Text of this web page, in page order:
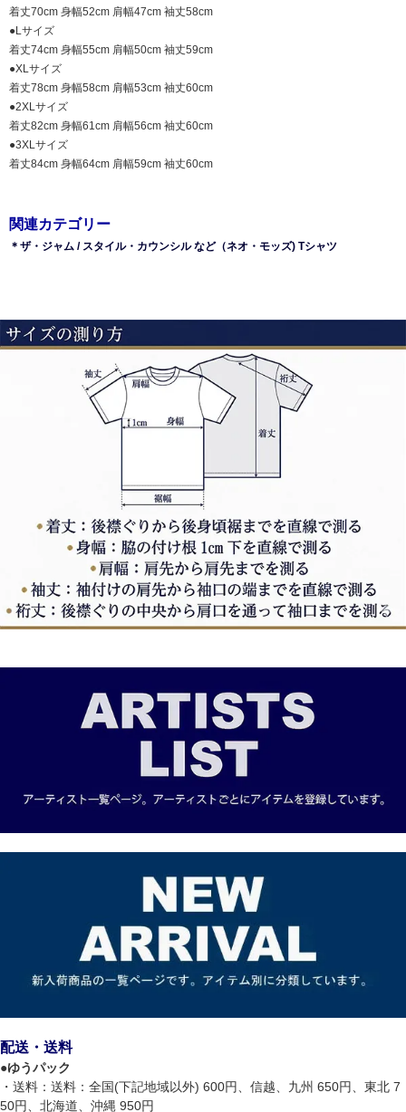
着丈70cm 身幅52cm 肩幅47cm 袖丈58cm
●Lサイズ
着丈74cm 身幅55cm 肩幅50cm 袖丈59cm
●XLサイズ
着丈78cm 身幅58cm 肩幅53cm 袖丈60cm
●2XLサイズ
着丈82cm 身幅61cm 肩幅56cm 袖丈60cm
●3XLサイズ
着丈84cm 身幅64cm 肩幅59cm 袖丈60cm
関連カテゴリー
＊ザ・ジャム / スタイル・カウンシル など（ネオ・モッズ) Tシャツ
配送・送料
●ゆうパック
・送料：送料：全国(下記地域以外) 600円、信越、九州 650円、東北 7
50円、北海道、沖縄 950円